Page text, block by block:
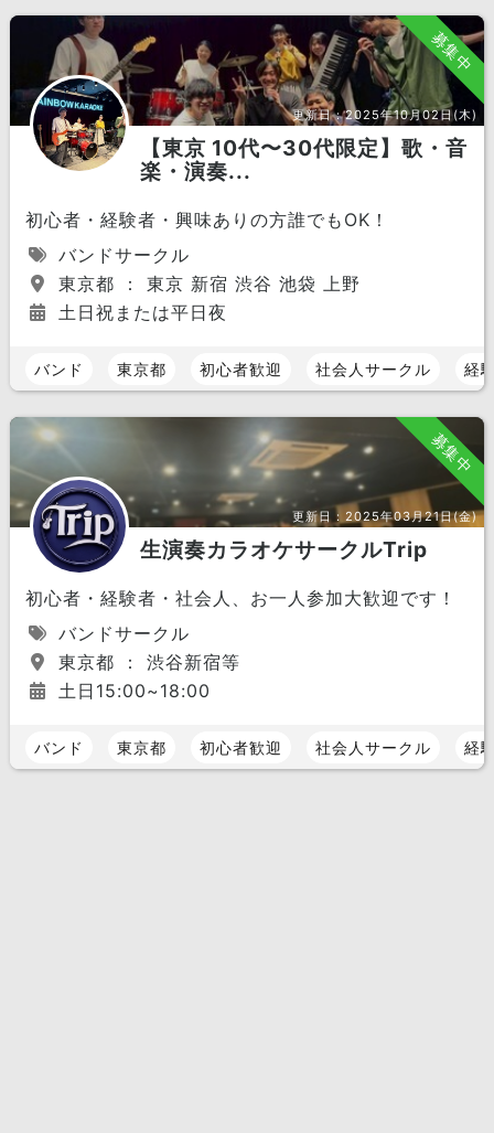
募集中
更新日：2025年10月02日(木)
【東京 10代〜30代限定】歌・音
楽・演奏...
初心者・経験者・興味ありの方誰でもOK！
バンドサークル
東京都 ： 東京 新宿 渋谷 池袋 上野
土日祝または平日夜
バンド 東京都 初心者歓迎 社会人サークル 経
募集中
更新日：2025年03月21日(金)
生演奏カラオケサークルTrip
初心者・経験者・社会人、お一人参加大歓迎です！
バンドサークル
東京都 ： 渋谷新宿等
土日15:00~18:00
バンド 東京都 初心者歓迎 社会人サークル 経